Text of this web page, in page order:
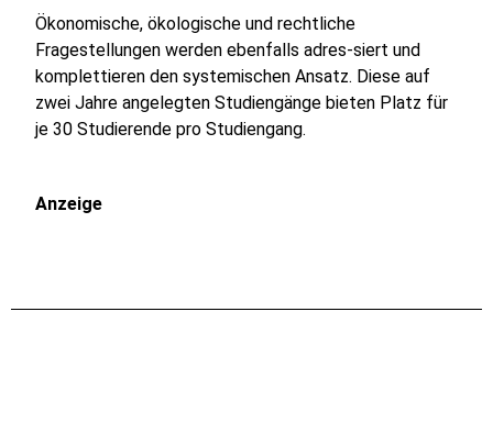
Ökonomische, ökologische und rechtliche
Fragestellungen werden ebenfalls adres-siert und
komplettieren den systemischen Ansatz. Diese auf
zwei Jahre angelegten Studiengänge bieten Platz für
je 30 Studierende pro Studiengang.
Anzeige